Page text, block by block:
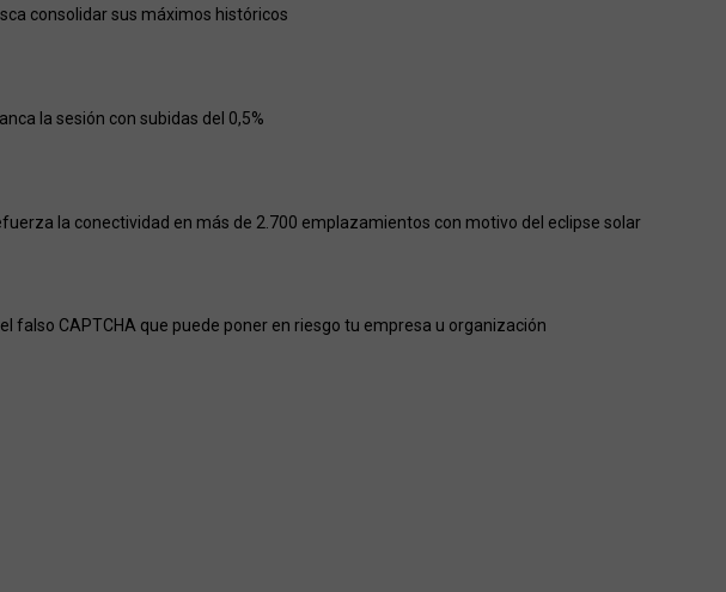
consolidar sus máximos históricos
la sesión con subidas del 0,5%
la conectividad en más de 2.700 emplazamientos con motivo del eclipse solar
falso CAPTCHA que puede poner en riesgo tu empresa u organización